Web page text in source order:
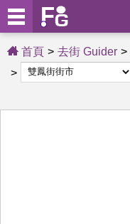
首頁 去街 Guider